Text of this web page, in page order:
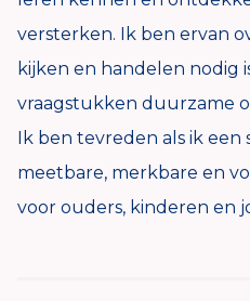
versterken. Ik ben ervan
kijken en handelen nodig
vraagstukken duurzame
Ik ben tevreden als ik een
meetbare, merkbare en
voor ouders, kinderen en